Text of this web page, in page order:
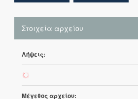
Στοιχεία αρχείου
Λήψεις:
59
Μέγεθος αρχείου: